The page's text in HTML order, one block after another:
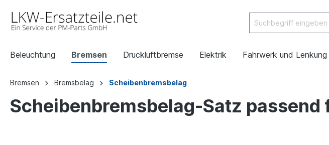
Beleuchtung Bremsen Druckluftbremse Elektrik Fahrwerk und Lenkung
Bremsen Bremsbelag Scheibenbremsbelag
Scheibenbremsbelag-Satz passend